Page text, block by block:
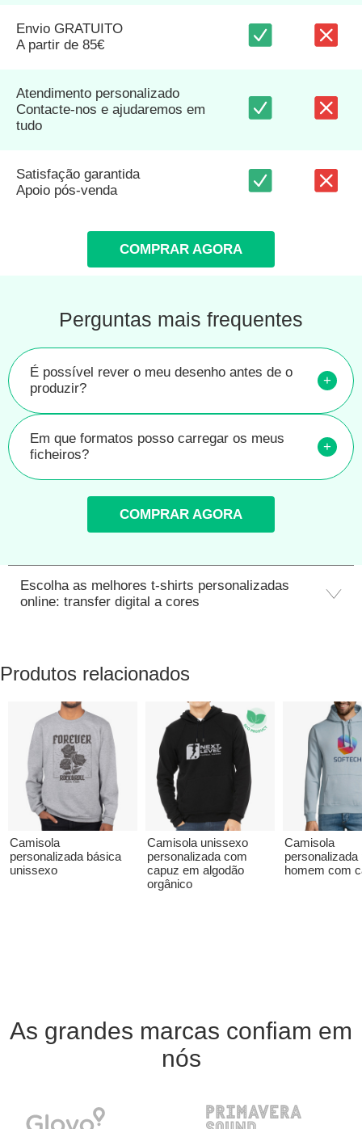
Envio GRATUITO
A partir de 85€
Atendimento personalizado
Contacte-nos e ajudaremos em
tudo
Satisfação garantida
Apoio pós-venda
COMPRAR AGORA
Perguntas mais frequentes
É possível rever o meu desenho antes de o
produzir?
+
Em que formatos posso carregar os meus
ficheiros?
+
COMPRAR AGORA
Escolha as melhores t-shirts personalizadas
online: transfer digital a cores
Produtos relacionados
Camisola
personalizada básica
unissexo
Camisola unissexo
personalizada com
capuz em algodão
orgânico
Camisola
personalizada
homem com
As grandes marcas confiam em
nós